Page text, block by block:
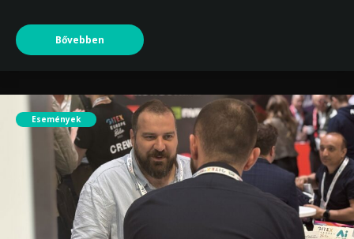
Bővebben
Események